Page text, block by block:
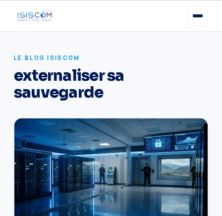
LE BLOG ISISCOM
externaliser sa
sauvegarde